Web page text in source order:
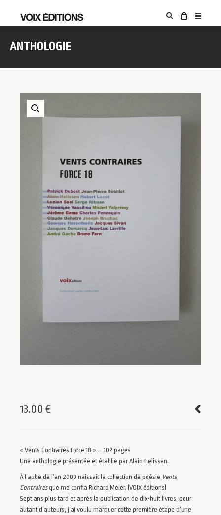
ANTHOLOGIE
13.00 €
« Vents Contraires Force 18 » – 102 pages
Une anthologie présentée et établie par Alain Helissen.
À l’aube de l’an 2000 naissait la collection de poésie Vents
Contrairesque me confia Richard Meier. (VOIX éditions)
Sept ans plus tard et après la publication de dix-huit livres, pour
autant d’auteurs, j’ai voulu marquer cette première étape d’une